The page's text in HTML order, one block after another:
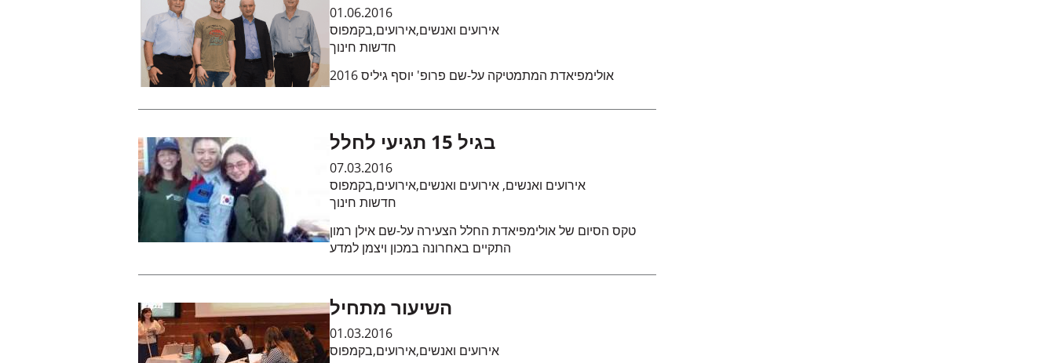
01.06.2016
אירועים ואנשים,אירועים,בקמפוס
חדשות חינוך
אולימפיאדת המתמטיקה על-שם פרופ' יוסף גיליס 2016
בגיל 15 תגיעי לחלל
07.03.2016
אירועים ואנשים,אירועים ואנשים,אירועים,בקמפוס
חדשות חינוך
טקס הסיום של אולימפיאדת החלל הצעירה על-שם אילן רמון
התקיים באחרונה במכון ויצמן למדע
השיעור מתחיל
01.03.2016
אירועים ואנשים,אירועים,בקמפוס